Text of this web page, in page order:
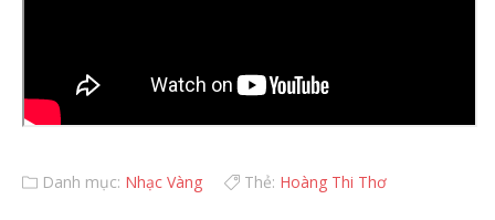
Danh mục: Nhạc Vàng Thẻ: Hoàng Thi Thơ